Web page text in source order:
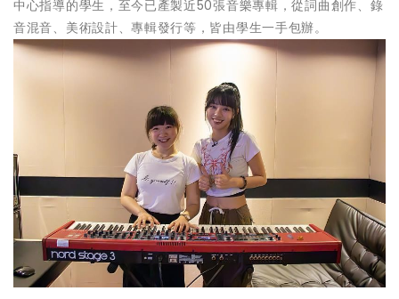
中心指導的學生，至今已產製近50張音樂專輯，從詞曲創作、錄
音混音、美術設計、專輯發行等，皆由學生一手包辦。